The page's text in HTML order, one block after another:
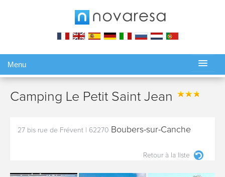
Menu
Camping Le Petit Saint Jean
27 bis rue de Frévent 62270 Boubers-sur-Canche
Retour à la liste